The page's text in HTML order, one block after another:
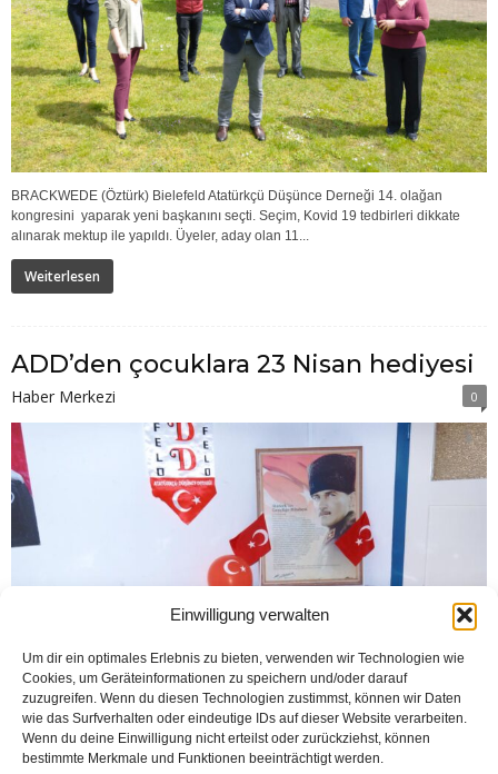
Einwilligung verwalten
Um dir ein optimales Erlebnis zu bieten, verwenden wir Technologien wie
Cookies, um Geräteinformationen zu speichern und/oder darauf
zuzugreifen. Wenn du diesen Technologien zustimmst, können wir Daten
wie das Surfverhalten oder eindeutige IDs auf dieser Website verarbeiten.
Wenn du deine Einwilligung nicht erteilst oder zurückziehst, können
bestimmte Merkmale und Funktionen beeinträchtigt werden.
BRACKWEDE (Öztürk) Bielefeld Atatürkçü Düşünce Derneği 14. olağan
kongresini yaparak yeni başkanını seçti. Seçim, Kovid 19 tedbirleri dikkate
alınarak mektup ile yapıldı. Üyeler, aday olan 11...
Weiterlesen
ADD’den çocuklara 23 Nisan hediyesi
Haber Merkezi 0
BIELEFELD (Öztürk) Kovid 19 salgını engeli sebebiyle geçen sene olduğu gibi